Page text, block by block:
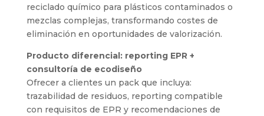
reciclado químico para plásticos contaminados o
mezclas complejas, transformando costes de
eliminación en oportunidades de valorización.
Producto diferencial: reporting EPR +
consultoría de ecodiseño
Ofrecer a clientes un pack que incluya:
trazabilidad de residuos, reporting compatible
con requisitos de EPR y recomendaciones de